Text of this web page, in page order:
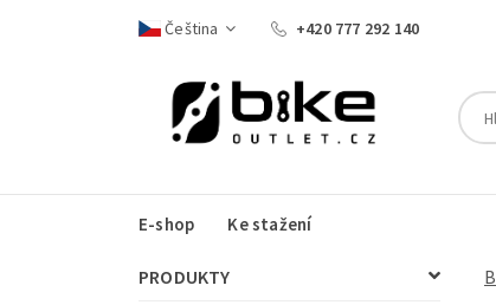
Čeština +420 777 292 140
E-shop Ke stažení
PRODUKTY